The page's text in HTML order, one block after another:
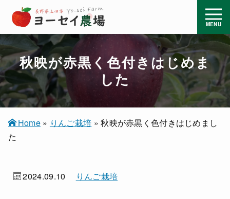
秋映が赤黒く色付きはじめま
した
Home » りんご栽培 »秋映が赤黒く色付きはじめまし
た
2024.09.10 りんご栽培